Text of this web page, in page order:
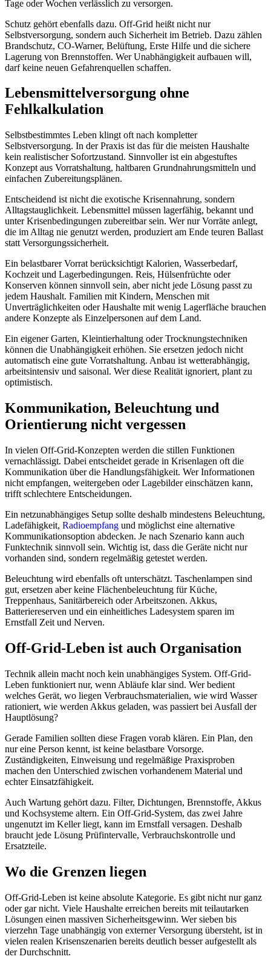
Tage oder Wochen verlässlich zu versorgen.
Schutz gehört ebenfalls dazu. Off-Grid heißt nicht nur
Selbstversorgung, sondern auch Sicherheit im Betrieb. Dazu zählen
Brandschutz, CO-Warner, Belüftung, Erste Hilfe und die sichere
Lagerung von Brennstoffen. Wer Unabhängigkeit aufbauen will,
darf keine neuen Gefahrenquellen schaffen.
Lebensmittelversorgung ohne
Fehlkalkulation
Selbstbestimmtes Leben klingt oft nach kompletter
Selbstversorgung. In der Praxis ist das für die meisten Haushalte
kein realistischer Sofortzustand. Sinnvoller ist ein abgestuftes
Konzept aus Vorratshaltung, haltbaren Grundnahrungsmitteln und
einfachen Zubereitungsplänen.
Entscheidend ist nicht die exotische Krisennahrung, sondern
Alltagstauglichkeit. Lebensmittel müssen lagerfähig, bekannt und
unter Krisenbedingungen zubereitbar sein. Wer nur Vorräte anlegt,
die im Alltag nie genutzt werden, produziert am Ende teuren Ballast
statt Versorgungssicherheit.
Ein belastbarer Vorrat berücksichtigt Kalorien, Wasserbedarf,
Kochzeit und Lagerbedingungen. Reis, Hülsenfrüchte oder
Konserven können sinnvoll sein, aber nicht jede Lösung passt zu
jedem Haushalt. Familien mit Kindern, Menschen mit
Unverträglichkeiten oder Haushalte mit wenig Lagerfläche brauchen
andere Konzepte als Einzelpersonen auf dem Land.
Ein eigener Garten, Kleintierhaltung oder Trocknungstechniken
können die Unabhängigkeit erhöhen. Sie ersetzen jedoch nicht
automatisch eine gute Vorratshaltung. Anbau ist wetterabhängig,
arbeitsintensiv und saisonal. Wer diese Realität ignoriert, plant zu
optimistisch.
Kommunikation, Beleuchtung und
Orientierung nicht vergessen
In vielen Off-Grid-Konzepten werden die stillen Funktionen
vernachlässigt. Dabei entscheidet gerade in Krisenlagen oft die
Kommunikation über die Handlungsfähigkeit. Wer Informationen
nicht empfangen, weitergeben oder Lagebilder einschätzen kann,
trifft schlechtere Entscheidungen.
Ein netzunabhängiges Setup sollte deshalb mindestens Beleuchtung,
Ladefähigkeit, Radioempfang und möglichst eine alternative
Kommunikationsoption abdecken. Je nach Szenario kann auch
Funktechnik sinnvoll sein. Wichtig ist, dass die Geräte nicht nur
vorhanden sind, sondern regelmäßig getestet werden.
Beleuchtung wird ebenfalls oft unterschätzt. Taschenlampen sind
gut, ersetzen aber keine Flächenbeleuchtung für Küche,
Treppenhaus, Sanitärbereich oder Arbeitszonen. Akkus,
Batteriereserven und ein einheitliches Ladesystem sparen im
Ernstfall Zeit und Nerven.
Off-Grid-Leben ist auch Organisation
Technik allein macht noch kein unabhängiges System. Off-Grid-
Leben funktioniert nur, wenn Abläufe klar sind. Wer bedient
welches Gerät, wo liegen Verbrauchsmaterialien, wie wird Wasser
rationiert, wie werden Akkus geladen, was passiert bei Ausfall der
Hauptlösung?
Gerade Familien sollten diese Fragen vorab klären. Ein Plan, den
nur eine Person kennt, ist keine belastbare Vorsorge.
Zuständigkeiten, Einweisung und regelmäßige Praxisproben
machen den Unterschied zwischen vorhandenem Material und
echter Einsatzfähigkeit.
Auch Wartung gehört dazu. Filter, Dichtungen, Brennstoffe, Akkus
und Kochsysteme altern. Ein Off-Grid-System, das zwei Jahre
ungenutzt im Keller liegt, kann im Ernstfall versagen. Deshalb
braucht jede Lösung Prüfintervalle, Verbrauchskontrolle und
Ersatzteile.
Wo die Grenzen liegen
Off-Grid-Leben ist keine absolute Kategorie. Es gibt nicht nur ganz
oder gar nicht. Viele Haushalte erreichen bereits mit teilautarken
Lösungen einen massiven Sicherheitsgewinn. Wer sieben bis
vierzehn Tage unabhängig von externer Versorgung übersteht, ist in
vielen realen Krisenszenarien bereits deutlich besser aufgestellt als
der Durchschnitt.